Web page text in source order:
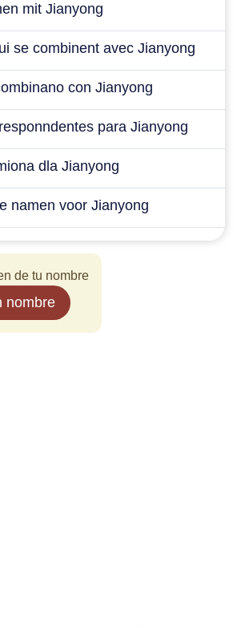
mit Jianyong
se combinent avec Jianyong
con Jianyong
para Jianyong
dla Jianyong
namen voor Jianyong
de tu nombre
nombre